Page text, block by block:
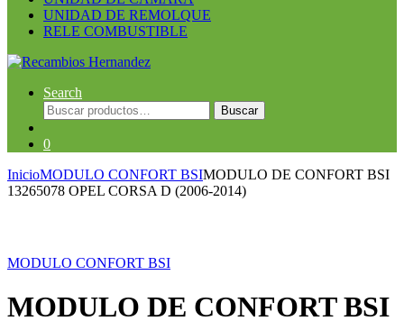
UNIDAD DE REMOLQUE
RELE COMBUSTIBLE
Search
Buscar
por:
Buscar
0
InicioMODULO CONFORT BSIMODULO DE CONFORT BSI
13265078 OPEL CORSA D (2006-2014)
MODULO CONFORT BSI
MODULO DE CONFORT BSI